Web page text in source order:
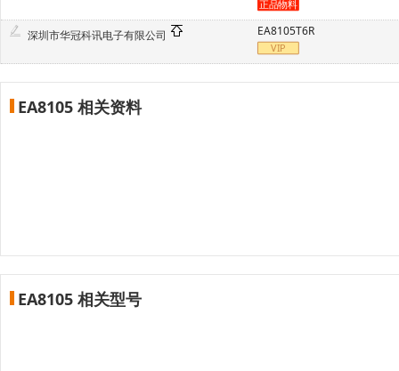
深圳市华冠科讯电子有限公司 EA8105T6R
EA8105 相关资料
EA8105 相关型号